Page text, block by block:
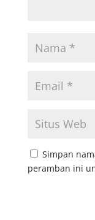
Simpan
peramban ini